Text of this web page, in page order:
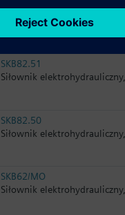
SKB32.50
Siłownik
SKB82.51
Siłownik
SKB82.50
Siłownik
SKB62/MO
Siłownik